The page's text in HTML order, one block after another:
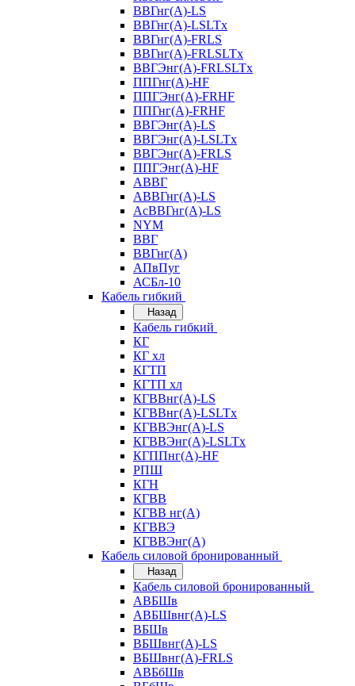
ВВГнг(А)-LS
ВВГнг(А)-LSLTx
ВВГнг(А)-FRLS
ВВГнг(А)-FRLSLTx
ВВГЭнг(А)-FRLSLTx
ППГнг(А)-HF
ППГЭнг(А)-FRHF
ППГнг(А)-FRHF
ВВГЭнг(А)-LS
ВВГЭнг(А)-LSLTx
ВВГЭнг(А)-FRLS
ППГЭнг(А)-HF
АВВГ
АВВГнг(А)-LS
АсВВГнг(А)-LS
NYM
ВВГ
ВВГнг(А)
АПвПуг
АСБл-10
Кабель гибкий
Назад
Кабель гибкий
КГ
КГ хл
КГТП
КГТП хл
КГВВнг(А)-LS
КГВВнг(А)-LSLTx
КГВВЭнг(А)-LS
КГВВЭнг(А)-LSLTx
КГППнг(А)-HF
РПШ
КГН
КГВВ
КГВВ нг(А)
КГВВЭ
КГВВЭнг(А)
Кабель силовой бронированный
Назад
Кабель силовой бронированный
АВБШв
АВБШвнг(А)-LS
ВБШв
ВБШвнг(А)-LS
ВБШвнг(А)-FRLS
АВБбШв